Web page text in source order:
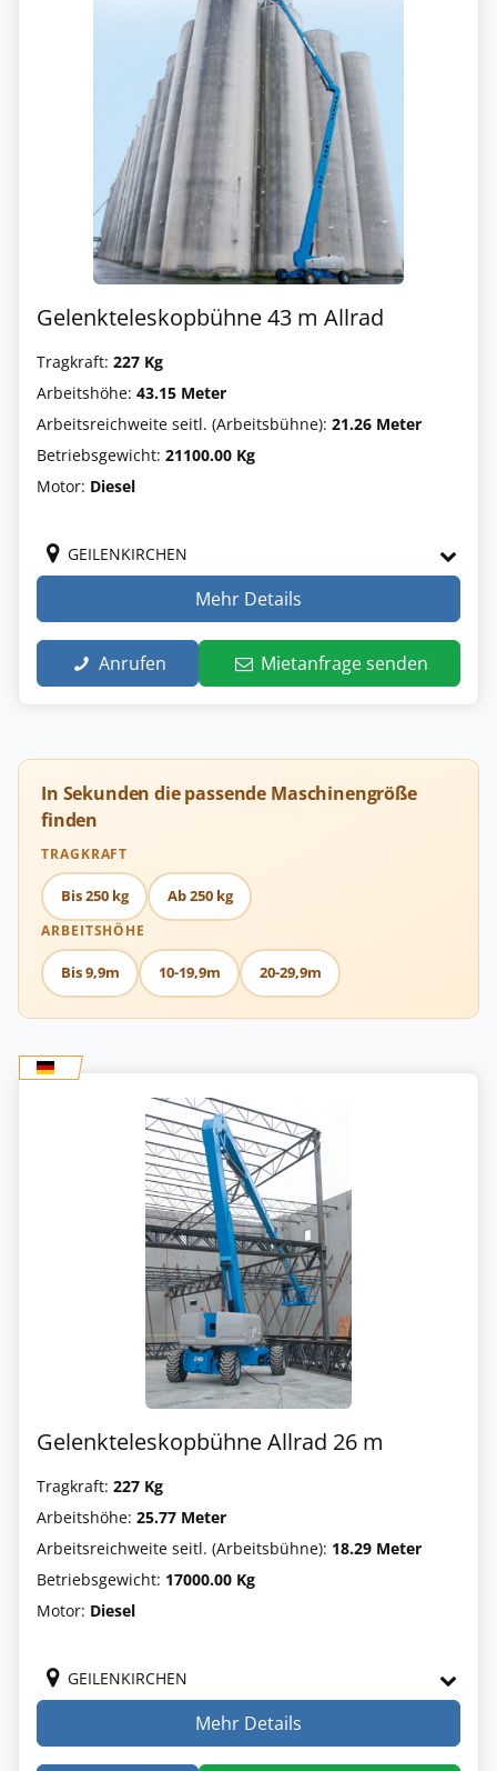
Gelenkteleskopbühne 43 m Allrad
Tragkraft: 227 Kg
Arbeitshöhe: 43.15 Meter
Arbeitsreichweite seitl. (Arbeitsbühne): 21.26 Meter
Betriebsgewicht: 21100.00 Kg
Motor: Diesel
GEILENKIRCHEN
Mehr Details
Anrufen Mietanfrage senden
In Sekunden die passende Maschinengröße
finden
TRAGKRAFT
Bis 250 kg Ab 250 kg
ARBEITSHÖHE
Bis 9,9m 10-19,9m 20-29,9m
Gelenkteleskopbühne Allrad 26 m
Tragkraft: 227 Kg
Arbeitshöhe: 25.77 Meter
Arbeitsreichweite seitl. (Arbeitsbühne): 18.29 Meter
Betriebsgewicht: 17000.00 Kg
Motor: Diesel
GEILENKIRCHEN
Mehr Details